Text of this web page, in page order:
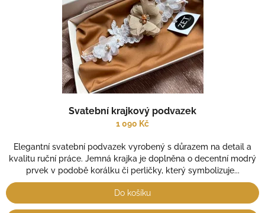
Svatební krajkový podvazek
1 090 Kč
Elegantní svatební podvazek vyrobený s důrazem na detail a
kvalitu ruční práce. Jemná krajka je doplněna o decentní modrý
prvek v podobě korálku či perličky, který symbolizuje...
Do košíku